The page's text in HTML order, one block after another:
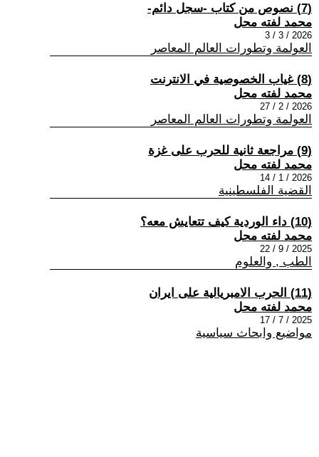
(7) نصوص من كتاب -سجل دائم-
محمد لفته محل
2026 / 3 / 3
العولمة وتطورات العالم المعاصر
(8) غياب الخصوصية في الانترنت
محمد لفته محل
2026 / 2 / 27
العولمة وتطورات العالم المعاصر
(9) مراجعة ثانية للحرب على غزة
محمد لفته محل
2026 / 1 / 14
القضية الفلسطينية
(10) داء الوردية كيف تتعايش معه؟
محمد لفته محل
2025 / 9 / 22
الطب , والعلوم
(11) الحرب الامبريالية على ايران
محمد لفته محل
2025 / 7 / 17
مواضيع وابحاث سياسية